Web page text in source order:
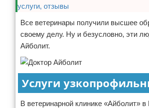
Все ветеринары получили высшее
своему делу. Ну и безусловно, эти
Айболит.
Услуги
В ветеринарной клинике «Айболит»